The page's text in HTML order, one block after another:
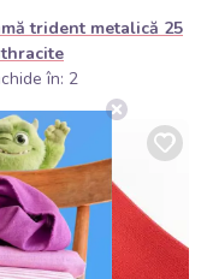
trident metalică 25
în: 1